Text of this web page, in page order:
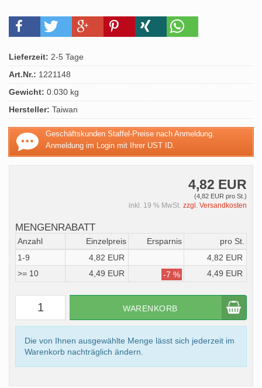
Lieferzeit: 2-5 Tage
Art.Nr.: 1221148
Gewicht: 0.030 kg
Hersteller: Taiwan
Geschäftskunden Staffel-Preise nach Anmeldung.
Anmeldung im Login mit Ihrer UST ID.
4,82 EUR
(4,82 EUR pro St.)
inkl. 19 % MwSt. zzgl. Versandkosten
MENGENRABATT
Anzahl Einzelpreis Ersparnis
pro St.
1-9
4,82 EUR
4,82 EUR
>= 10
4,49 EUR -7 % 4,49 EUR
WARENKORB
Die von Ihnen ausgewählte Menge lässt sich jederzeit im
Warenkorb nachträglich ändern.